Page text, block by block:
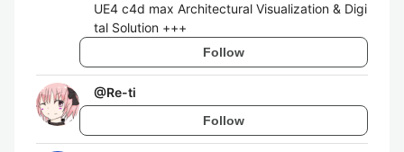
UE4 c4d max Architectural Visualization & Digi
tal Solution +++
Follow
@Re-ti
Follow